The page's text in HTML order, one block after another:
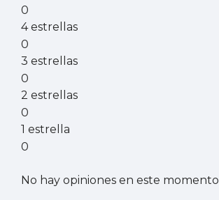
0
4 estrellas
0
3 estrellas
0
2 estrellas
0
1 estrella
0
No hay opiniones en este momento